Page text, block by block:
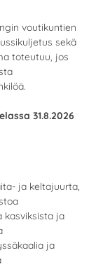
voutikuntien
sekä
toteutuu, jos
31.8.2026
ja keltajuurta,
kasviksista ja
ja